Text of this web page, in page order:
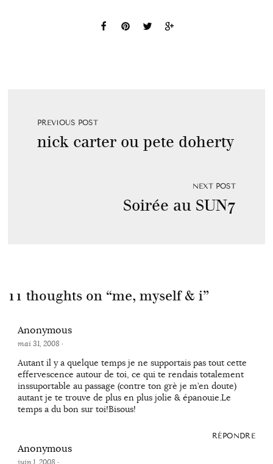
PREVIOUS POST
nick carter ou pete doherty
NEXT POST
Soirée au SUN7
11 thoughts on “me, myself & i”
Anonymous
mai 31, 2008 ·
Autant il y a quelque temps je ne supportais pas tout cette
effervescence autour de toi, ce qui te rendais totalement
inssuportable au passage (contre ton grè je m’en doute)
autant je te trouve de plus en plus jolie & épanouie.Le
temps a du bon sur toi!Bisous!
RÉPONDRE
Anonymous